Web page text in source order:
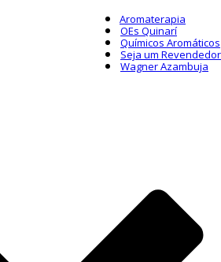
Aromaterapia
OEs Quinarí
Químicos Aromáticos
Seja um Revendedor
Wagner Azambuja